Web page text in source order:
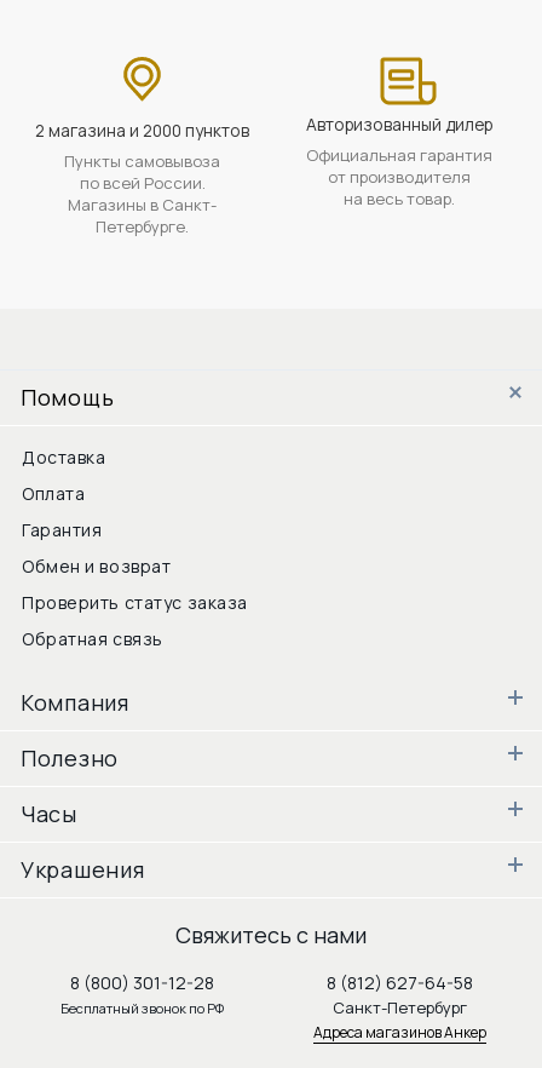
2 магазина и 2000 пунктов
Пункты самовывоза
по всей России.
Магазины в Санкт-
Петербурге.
Авторизованный дилер
Официальная гарантия
от производителя
на весь товар.
Помощь
Доставка
Оплата
Гарантия
Обмен и возврат
Проверить статус заказа
Обратная связь
Компания
Полезно
Часы
Украшения
Свяжитесь с нами
8 (800) 301-12-28
Бесплатный звонок по РФ
8 (812) 627-64-58
Санкт-Петербург
Адреса магазинов Анкер